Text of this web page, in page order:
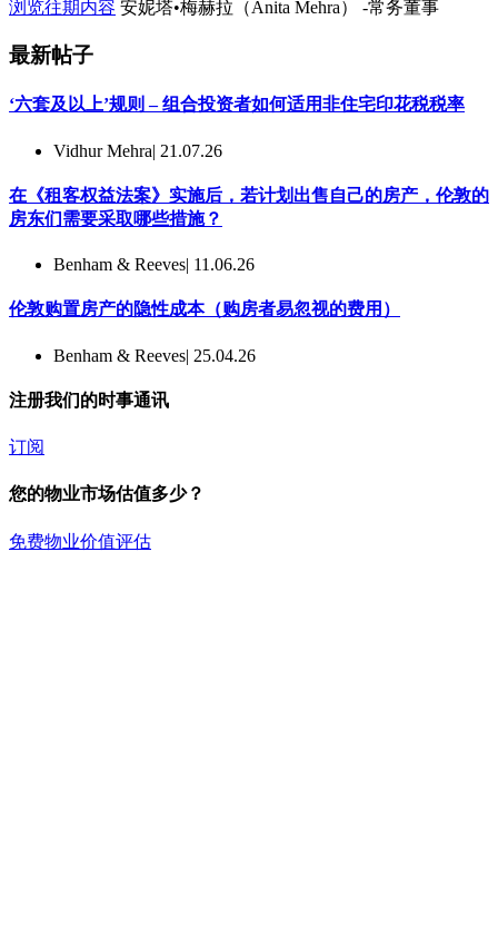
浏览往期内容 安妮塔•梅赫拉（Anita Mehra） -常务董事
最新帖子
‘六套及以上’规则 – 组合投资者如何适用非住宅印花税税率
Vidhur Mehra| 21.07.26
在《租客权益法案》实施后，若计划出售自己的房产，伦敦的
房东们需要采取哪些措施？
Benham & Reeves| 11.06.26
伦敦购置房产的隐性成本（购房者易忽视的费用）
Benham & Reeves| 25.04.26
注册我们的时事通讯
订阅
您的物业市场估值多少？
免费物业价值评估